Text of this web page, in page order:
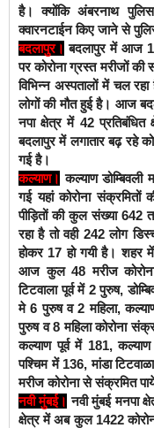
है। क्योंकि अंबरनाथ
क्वारनटाईन किए जाने से
बदलापुर। बदलापुर में आज
पर कोरोना ग्रस्त मरीजों
विभिन्न अस्पतालों में चल
लोगों की मौत हुई है। आज
नपा क्षेत्र में 42 प्रतिबंधित
बदलापुर में लगातार बढ़ रहे
गई है।
कल्याण। कल्याण डोम्बिवली
गई यहां कोरोना
पीड़ितों की कुल संख्या 642
रहा है तो वही 242 लोग
होकर 17 हो गयी है। शहर में
आज कुल 48 मरीज
टिटवाला पूर्व में 2 पुरुष,
मे 6 पुरुष व 2 महिला,
पुरुष व 8 महिला कोरोना
कल्याण पूर्व में 181, कल्याण
पश्चिम में 136, मांडा
मरीज कोरोना से संक्रमित
नवी मुंबई। नवी मुंबई मनपा
क्षेत्र में अब कुल 1422